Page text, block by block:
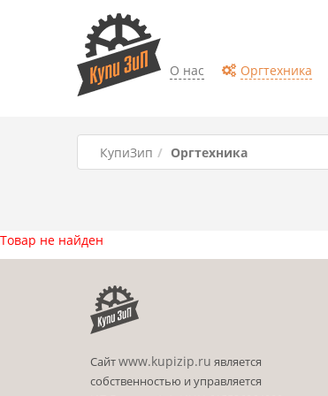
О нас Оргтехника
КупиЗип Оргтехника
Товар не найден
Сайтwww.kupizip.ru является
собственностью и управляется